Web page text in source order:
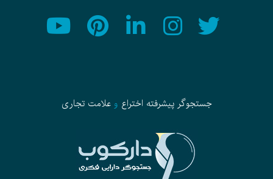
جستجوگر پیشرفته اختراع وعلامت تجاری